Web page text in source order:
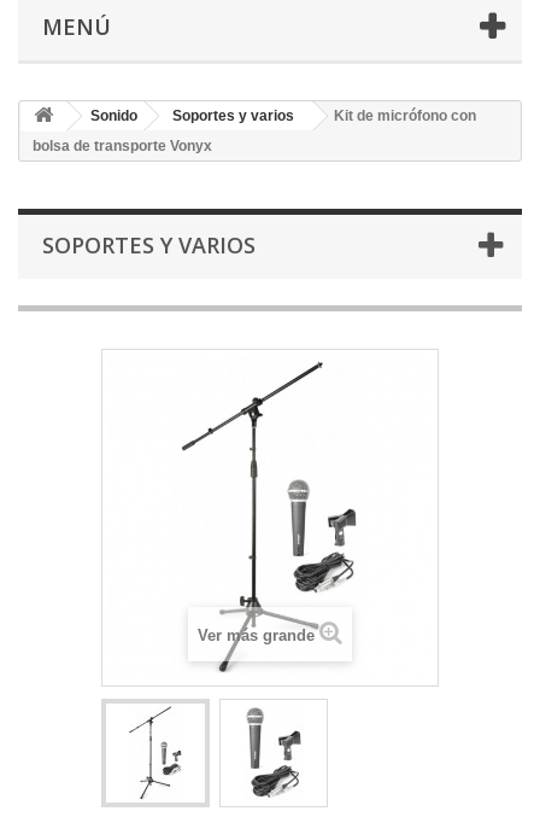
MENÚ
Sonido Soportes y varios
Kit de micrófono con
bolsa de transporte Vonyx
SOPORTES Y VARIOS
Ver más grande